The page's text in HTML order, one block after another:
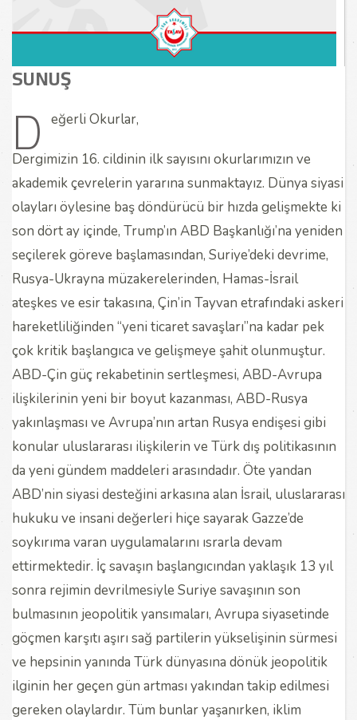
SUNUŞ
D eğerli Okurlar,
Dergimizin 16. cildinin ilk sayısını okurlarımızın ve
akademik çevrelerin yararına sunmaktayız. Dünya siyasi
olayları öylesine baş döndürücü bir hızda gelişmekte ki
son dört ay içinde, Trump’ın ABD Başkanlığı’na yeniden
seçilerek göreve başlamasından, Suriye’deki devrime,
Rusya-Ukrayna müzakerelerinden, Hamas-İsrail
ateşkes ve esir takasına, Çin’in Tayvan etrafındaki askeri
hareketliliğinden “yeni ticaret savaşları”na kadar pek
çok kritik başlangıca ve gelişmeye şahit olunmuştur.
ABD-Çin güç rekabetinin sertleşmesi, ABD-Avrupa
ilişkilerinin yeni bir boyut kazanması, ABD-Rusya
yakınlaşması ve Avrupa’nın artan Rusya endişesi gibi
konular uluslararası ilişkilerin ve Türk dış politikasının
da yeni gündem maddeleri arasındadır. Öte yandan
ABD’nin siyasi desteğini arkasına alan İsrail, uluslararası
hukuku ve insani değerleri hiçe sayarak Gazze’de
soykırıma varan uygulamalarını ısrarla devam
ettirmektedir. İç savaşın başlangıcından yaklaşık 13 yıl
sonra rejimin devrilmesiyle Suriye savaşının son
bulmasının jeopolitik yansımaları, Avrupa siyasetinde
göçmen karşıtı aşırı sağ partilerin yükselişinin sürmesi
ve hepsinin yanında Türk dünyasına dönük jeopolitik
ilginin her geçen gün artması yakından takip edilmesi
gereken olaylardır. Tüm bunlar yaşanırken, iklim